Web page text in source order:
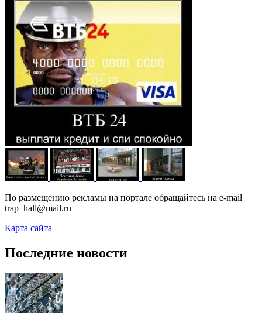
По размещению рекламы на портале обращайтесь на e-mail
trap_hall@mail.ru
Карта сайта
Последние новости